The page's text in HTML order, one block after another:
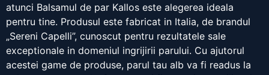
atunci Balsamul de par Kallos este alegerea ideala
pentru tine. Produsul este fabricat in Italia, de brandul
„Sereni Capelli”, cunoscut pentru rezultatele sale
exceptionale in domeniul ingrijirii parului. Cu ajutorul
acestei game de produse, parul tau alb va fi readus la